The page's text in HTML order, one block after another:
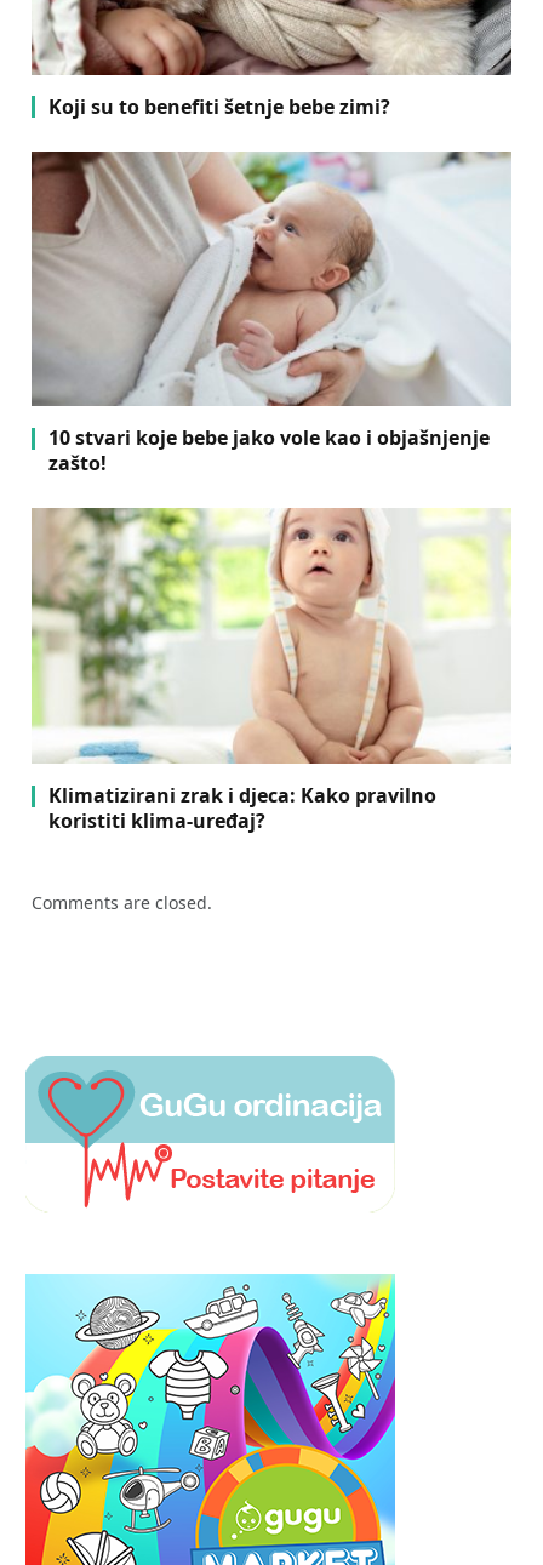
Koji su to benefiti šetnje bebe zimi?
10 stvari koje bebe jako vole kao i objašnjenje
zašto!
Klimatizirani zrak i djeca: Kako pravilno
koristiti klima-uređaj?
Comments are closed.